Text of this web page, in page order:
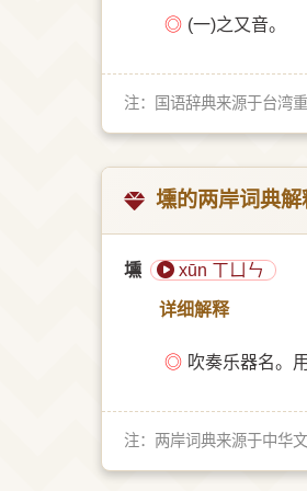
◎ (一)之又音。
注：国语辞典来源于台湾
壎的两岸词典解
壎 xūn ㄒㄩㄣ
详细解释
◎ 吹奏乐器名。
注：两岸词典来源于中华